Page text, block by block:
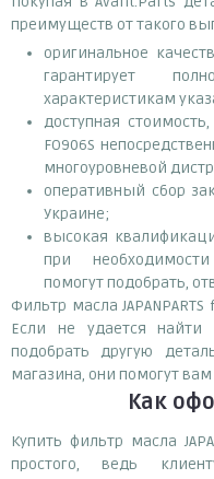
преимуществ от такого
оригинальное
гарантирует
характеристикам
доступная
FO906S
многоуровневой
оперативный сбор
Украине;
высокая
при
помогут подобрать,
Фильтр масла
Если не удается
подобрать другую
магазина, они помогут
Как
Купить фильтр масла
простого, ведь